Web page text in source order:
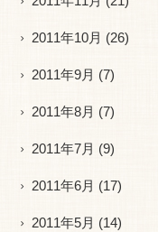
2011年10月 (26)
2011年9月 (7)
2011年8月 (7)
2011年7月 (9)
2011年6月 (17)
2011年5月 (14)